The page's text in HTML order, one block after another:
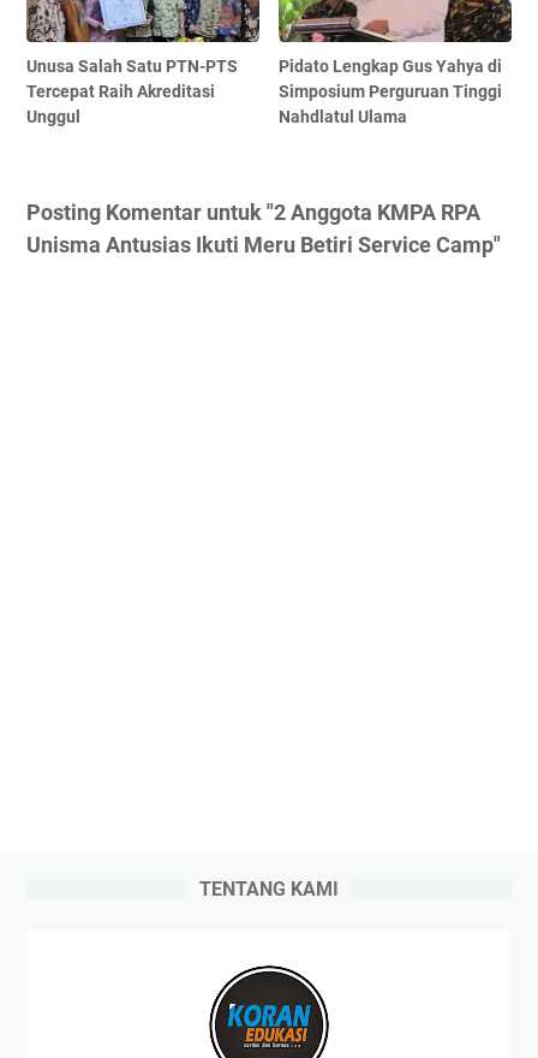
Unusa Salah Satu PTN-PTS
Tercepat Raih Akreditasi
Unggul
Pidato Lengkap Gus Yahya di
Simposium Perguruan Tinggi
Nahdlatul Ulama
Posting Komentar untuk "2 Anggota KMPA RPA
Unisma Antusias Ikuti Meru Betiri Service Camp"
TENTANG KAMI